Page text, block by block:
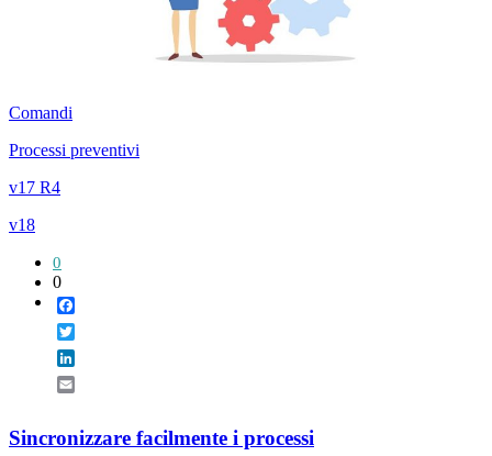
Comandi
Processi preventivi
v17 R4
v18
0
0
Sincronizzare facilmente i processi